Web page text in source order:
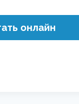
онлайн